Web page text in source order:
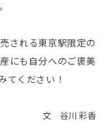
される東京駅限定の
にも自分へのご褒美
てください！
文 谷川 彩香